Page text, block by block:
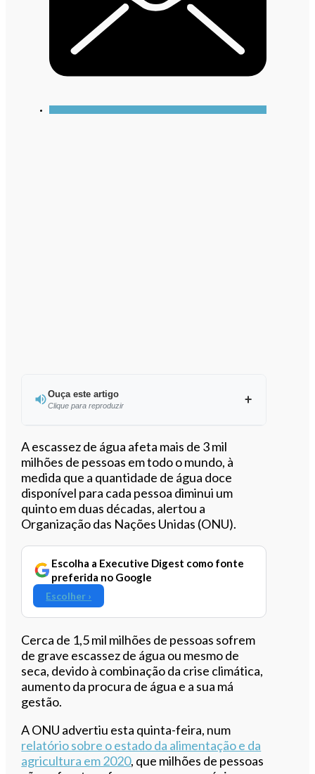
Ouça este artigo
Clique para reproduzir
Ouvir este artigo
A escassez de água afeta mais de 3 mil
milhões de pessoas em todo o mundo, à
medida que a quantidade de água doce
disponível para cada pessoa diminui um
quinto em duas décadas, alertou a
Organização das Nações Unidas (ONU).
Escolha a Executive Digest como fonte
preferida no Google
Escolher ›
Cerca de 1,5 mil milhões de pessoas sofrem
de grave escassez de água ou mesmo de
seca, devido à combinação da crise climática,
aumento da procura de água e a sua má
gestão.
A ONU advertiu esta quinta-feira, num
relatório sobre o estado da alimentação e da
agricultura em 2020, que milhões de pessoas